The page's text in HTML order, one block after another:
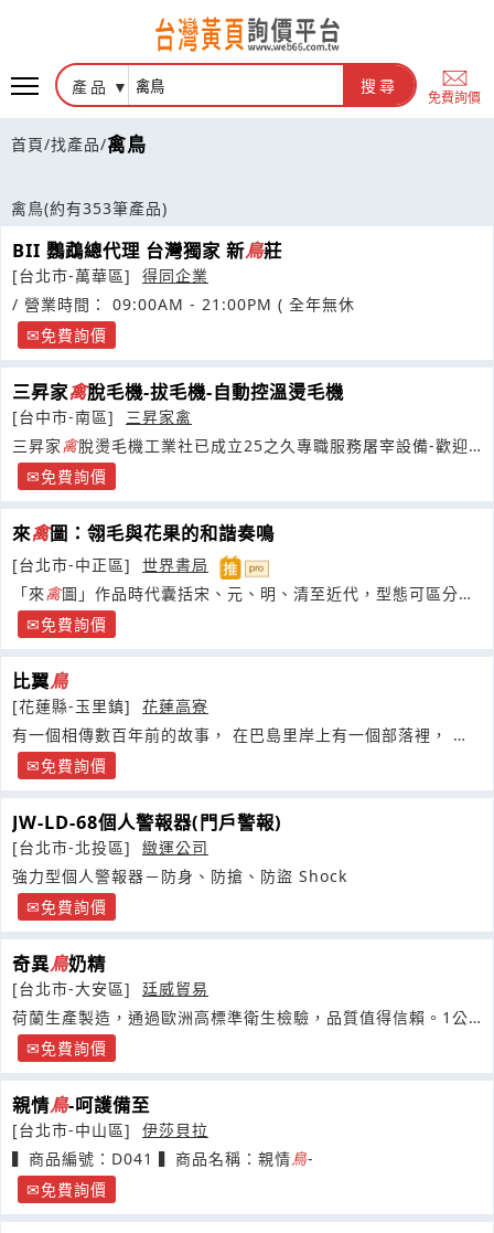
產品 搜尋
免費詢價
首頁/找產品/禽鳥
禽鳥(約有353筆產品)
BII 鸚鵡總代理 台灣獨家 新鳥莊
[台北市-萬華區]
得同企業
/ 營業時間： 09:00AM - 21:00PM ( 全年無休
免費詢價
三昇家禽脫毛機-拔毛機-自動控溫燙毛機
[台中市-南區]
三昇家禽
三昇家 禽脫燙毛機工業社已成立25之久專職服務屠宰設備-歡迎
現場觀看-歡迎來電洽詢
免費詢價
來禽圖：翎毛與花果的和諧奏鳴
[台北市-中正區]
世界書局
「來 禽圖」作品時代囊括宋、元、明、清至近代，型態可區分為
「果熟來禽」與「鳥語花香」兩類。
免費詢價
比翼鳥
[花蓮縣-玉里鎮]
花蓮高寮
有一個相傳數百年前的故事， 在巴島里岸上有一個部落裡， 有
一對不被族人祝福的情侶
免費詢價
JW-LD-68個人警報器(門戶警報)
[台北市-北投區]
緻運公司
強力型個人警報器－防身、防搶、防盜 Shock
免費詢價
奇異鳥奶精
[台北市-大安區]
廷威貿易
荷蘭生產製造，通過歐洲高標準衛生檢驗，品質值得信賴。1公
斤的包裝
免費詢價
親情鳥-呵護備至
[台北市-中山區]
伊莎貝拉
▍商品編號：D041 ▍商品名稱：親情鳥-
免費詢價